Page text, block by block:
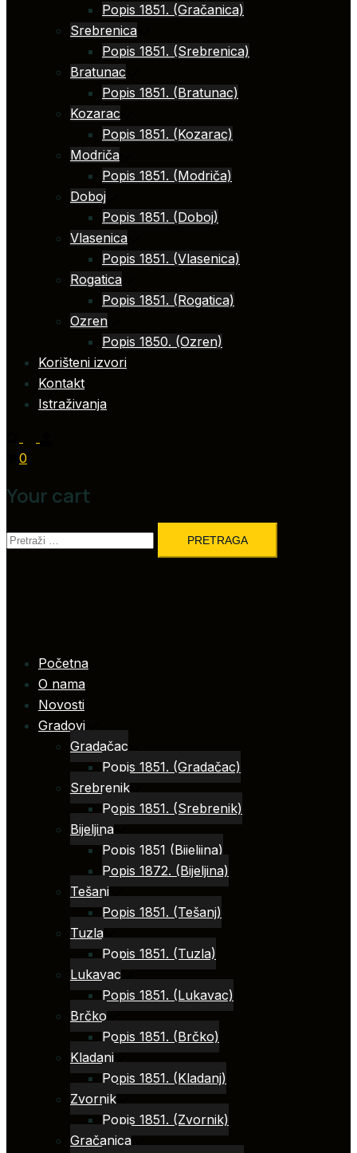
Popis 1851. (Gračanica)
Srebrenica
Popis 1851. (Srebrenica)
Bratunac
Popis 1851. (Bratunac)
Kozarac
Popis 1851. (Kozarac)
Modriča
Popis 1851. (Modriča)
Doboj
Popis 1851. (Doboj)
Vlasenica
Popis 1851. (Vlasenica)
Rogatica
Popis 1851. (Rogatica)
Ozren
Popis 1850. (Ozren)
Korišteni izvori
Kontakt
Istraživanja
0
Your cart
Pretraga:
Početna
O nama
Novosti
Gradovi
Gradačac
Popis 1851. (Gradačac)
Srebrenik
Popis 1851. (Srebrenik)
Bijeljina
Popis 1851 (Bijeljina)
Popis 1872. (Bijeljina)
Tešanj
Popis 1851. (Tešanj)
Tuzla
Popis 1851. (Tuzla)
Lukavac
Popis 1851. (Lukavac)
Brčko
Popis 1851. (Brčko)
Kladanj
Popis 1851. (Kladanj)
Zvornik
Popis 1851. (Zvornik)
Gračanica